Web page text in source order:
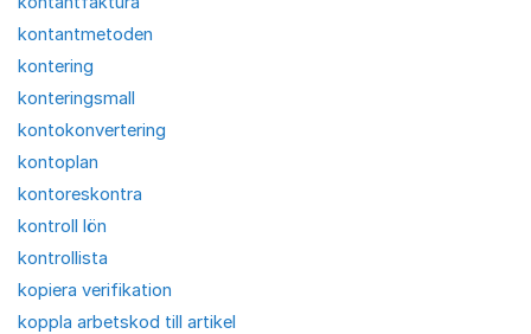
kontantmetoden
kontering
konteringsmall
kontokonvertering
kontoplan
kontoreskontra
kontroll lön
kontrollista
kopiera verifikation
koppla arbetskod till artikel